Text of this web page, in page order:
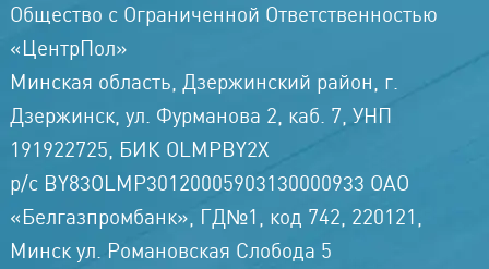
Общество с Ограниченной Ответственностью
«ЦентрПол»
Минская область, Дзержинский район, г.
Дзержинск, ул. Фурманова 2, каб. 7, УНП
191922725, БИК OLMPBY2X
р/с BY83OLMP30120005903130000933 ОАО
«Белгазпромбанк», ГД№1, код 742, 220121,
Минск ул. Романовская Слобода 5